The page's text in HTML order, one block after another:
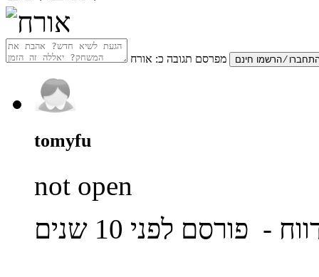
מפרסם תגובה כ: אורח
tomyfu
not open
- פורסם לפני 10 שנים